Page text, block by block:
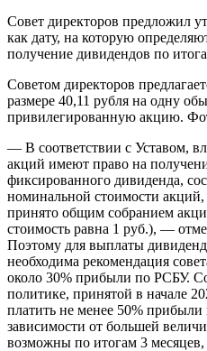
Совет директоров предложил
как дату, на которую
получение дивидендов по
Советом директоров
размере 40,11 рубля на одну
привилегированную акцию.
— В соответствии с Уставом,
акций имеют право на
фиксированного дивиденда,
номинальной стоимости
принято общим собранием
стоимость равна 1 руб.), —
Поэтому для выплаты
необходима рекомендация
около 30% прибыли по РСБУ.
политике, принятой в начале
платить не менее 50%
зависимости от большей
возможны по итогам 3